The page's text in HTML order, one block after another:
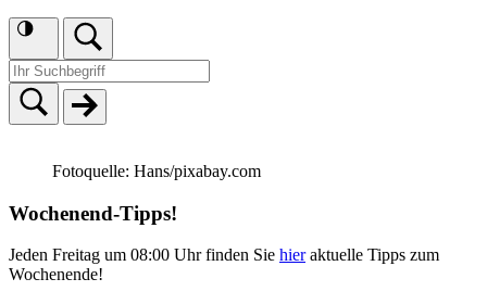
Fotoquelle: Hans/pixabay.com
Wochenend-Tipps!
Jeden Freitag um 08:00 Uhr finden Sie hieraktuelle Tipps zum
Wochenende!